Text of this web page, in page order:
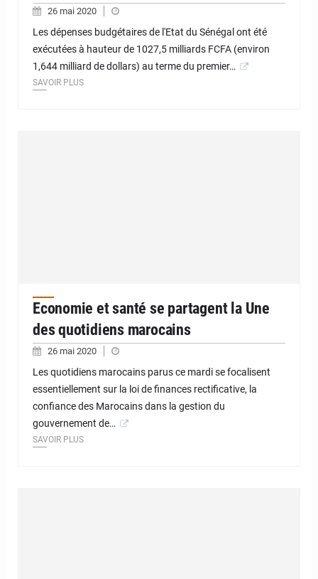
26 mai 2020
Les dépenses budgétaires de l'Etat du Sénégal ont été
exécutées à hauteur de 1027,5 milliards FCFA (environ
1,644 milliard de dollars) au terme du premier…
SAVOIR PLUS
Economie et santé se partagent la Une
des quotidiens marocains
26 mai 2020
Les quotidiens marocains parus ce mardi se focalisent
essentiellement sur la loi de finances rectificative, la
confiance des Marocains dans la gestion du
gouvernement de…
SAVOIR PLUS